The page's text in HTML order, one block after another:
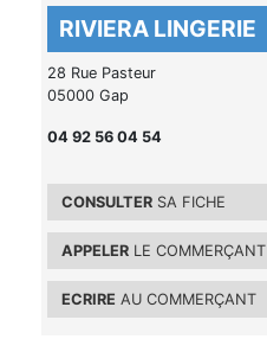
RIVIERA LINGERIE
28 Rue Pasteur
05000 Gap
04 92 56 04 54
CONSULTER SA FICHE
APPELER LE COMMERÇANT
ECRIRE AU COMMERÇANT